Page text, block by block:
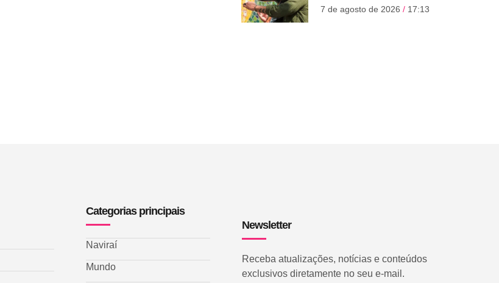
7 de agosto de 2026 17:13
Categorias principais
Naviraí
Mundo
Newsletter
Receba atualizações, notícias e conteúdos
exclusivos diretamente no seu e-mail.